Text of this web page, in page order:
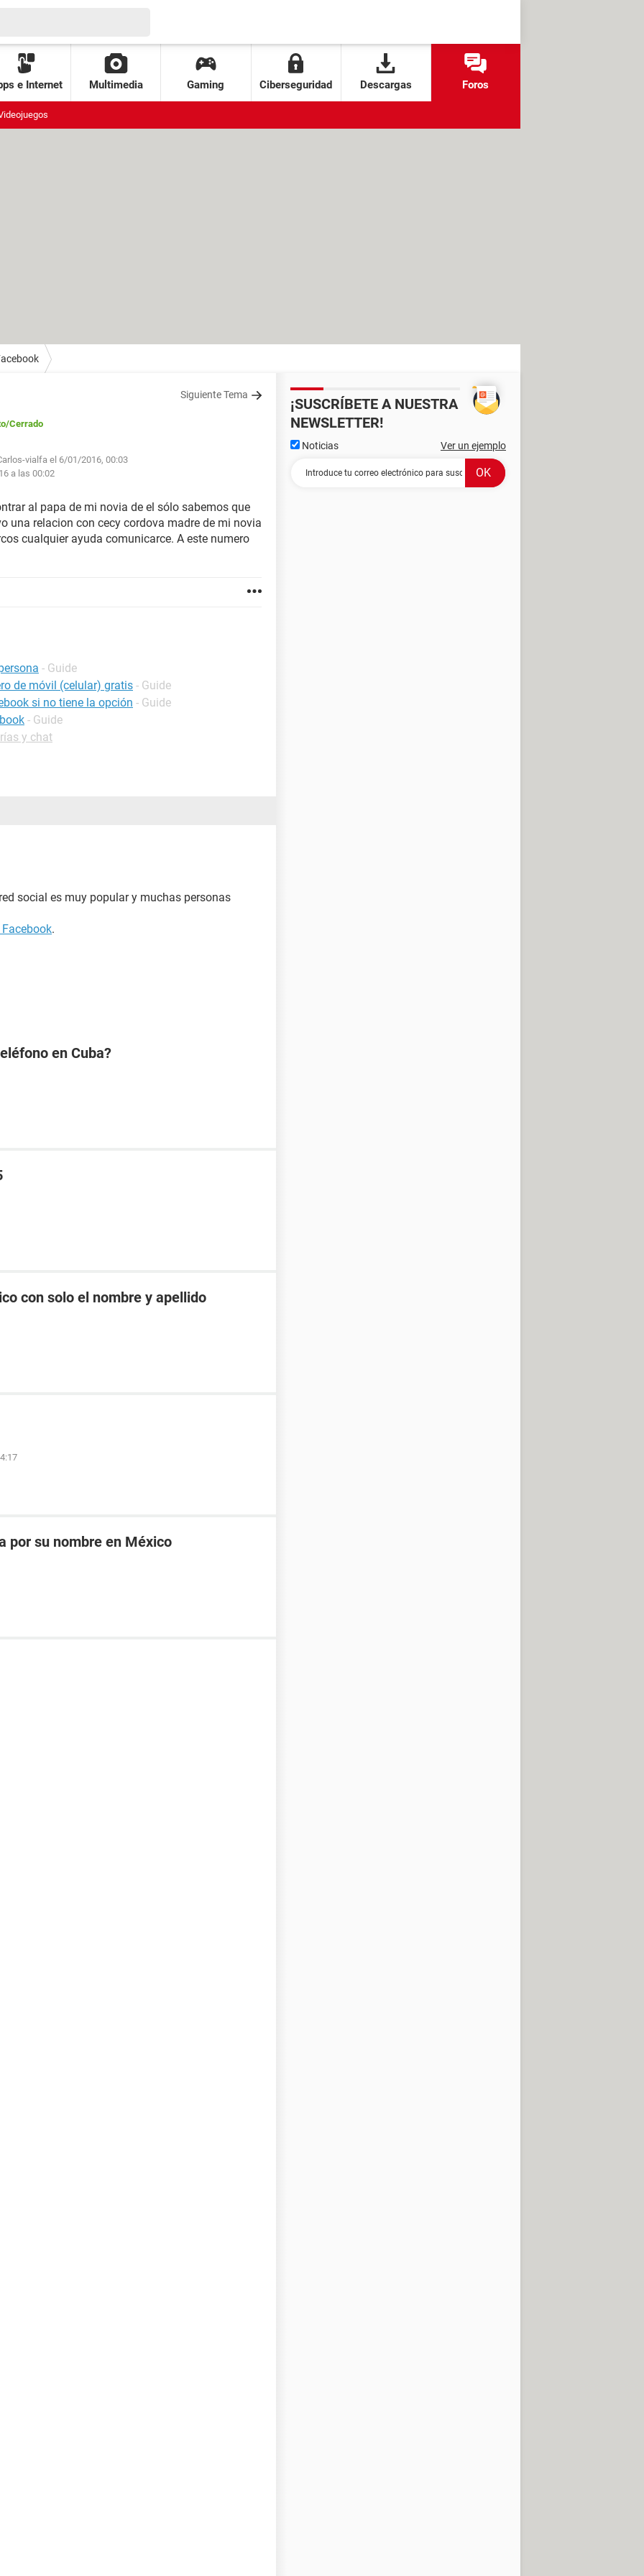
e Internet Multimedia Gaming Ciberseguridad Descargas Foros
Siguiente Tema
/Cerrado
vialfa el 6/01/2016, 00:03
a las 00:02
al papa de mi novia de el sólo sabemos que
una relacion con cecy cordova madre de mi novia
cualquier ayuda comunicarce. A este numero
- Guide
de móvil (celular) gratis - Guide
si no tiene la opción - Guide
- Guide
y chat
social es muy popular y muchas personas
.
en Cuba?
con solo el nombre y apellido
por su nombre en México
¡SUSCRÍBETE A NUESTRA
NEWSLETTER!
Noticias Ver un ejemplo